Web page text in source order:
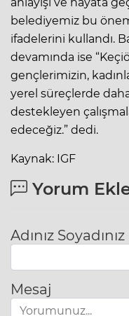
belediyemiz bu
ifadelerini kullandı.
devamında ise
gençlerimizin,
yerel süreçlerde
destekleyen
edeceğiz.” dedi.
Kaynak: IGF
Yorum
Adınız Soyadınız
Mesaj